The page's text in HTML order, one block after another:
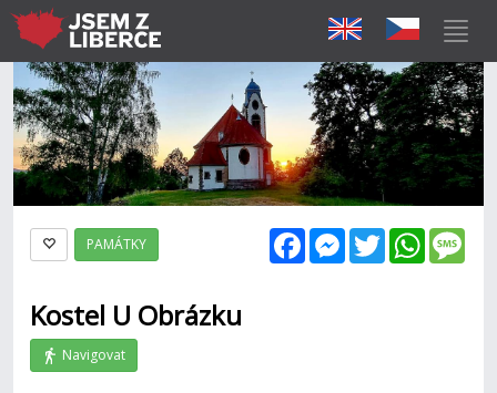
FacebookMessenger
Twitter
PAMÁTKY
Kostel U Obrázku
Navigovat